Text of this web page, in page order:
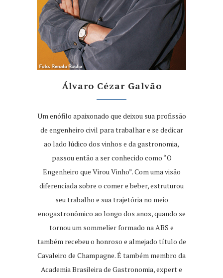
Álvaro Cézar Galvão
Um enófilo apaixonado que deixou sua profissão
de engenheiro civil para trabalhar e se dedicar
ao lado lúdico dos vinhos e da gastronomia,
passou então a ser conhecido como “O
Engenheiro que Virou Vinho”. Com uma visão
diferenciada sobre o comer e beber, estruturou
seu trabalho e sua trajetória no meio
enogastronômico ao longo dos anos, quando se
tornou um sommelier formado na ABS e
também recebeu o honroso e almejado título de
Cavaleiro de Champagne. É também membro da
Academia Brasileira de Gastronomia, expert e